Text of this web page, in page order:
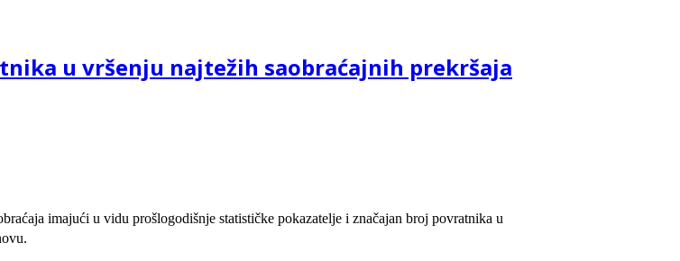
u vršenju najtežih saobraćajnih prekršaja
imajući u vidu prošlogodišnje statističke pokazatelje i značajan broj povratnika u